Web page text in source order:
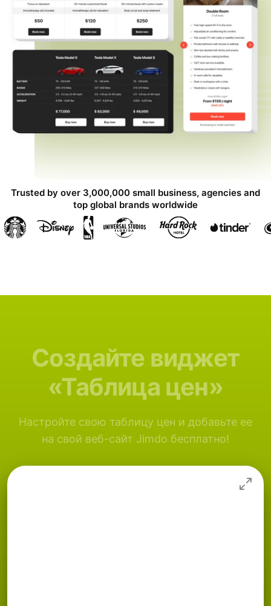
Trusted by over 3,000,000 small business, agencies and
top global brands worldwide
Создайте виджет
«Таблица цен»
Настройте свою таблицу цен и добавьте ее
на свой веб-сайт Jimdo бесплатно!